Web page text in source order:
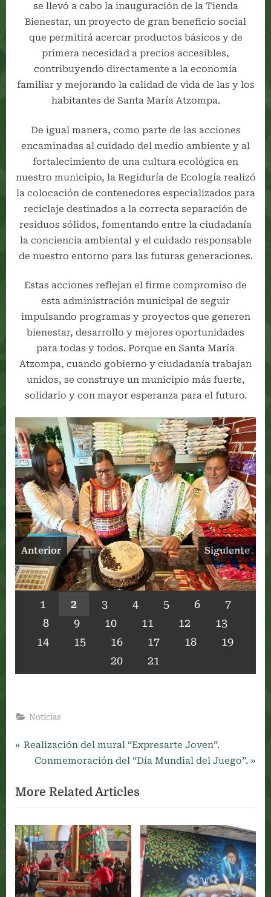
se llevó a cabo la inauguración de la Tienda
Bienestar, un proyecto de gran beneficio social
que permitirá acercar productos básicos y de
primera necesidad a precios accesibles,
contribuyendo directamente a la economía
familiar y mejorando la calidad de vida de las y los
habitantes de Santa María Atzompa.
De igual manera, como parte de las acciones
encaminadas al cuidado del medio ambiente y al
fortalecimiento de una cultura ecológica en
nuestro municipio, la Regiduría de Ecología realizó
la colocación de contenedores especializados para
reciclaje destinados a la correcta separación de
residuos sólidos, fomentando entre la ciudadanía
la conciencia ambiental y el cuidado responsable
de nuestro entorno para las futuras generaciones.
Estas acciones reflejan el firme compromiso de
esta administración municipal de seguir
impulsando programas y proyectos que generen
bienestar, desarrollo y mejores oportunidades
para todas y todos. Porque en Santa María
Atzompa, cuando gobierno y ciudadanía trabajan
unidos, se construye un municipio más fuerte,
solidario y con mayor esperanza para el futuro.
Anterior Siguiente
1 2 3 4 5 6
7
8
9 10 11 12
13
14
15 16 17 18
19
20
21
Noticias
Navegación
entradas
P
v
i
o
u
s
P
o
Realización del mural “Expresarte Joven”.
N
x
t
P
o
s
t
:
Conmemoración del “Día Mundial del Juego”.
More Related Articles